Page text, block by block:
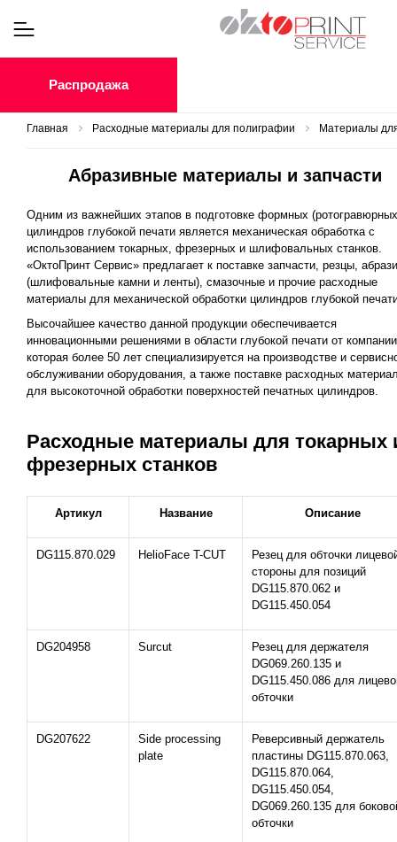
Распродажа
Главная Расходные материалы для полиграфии Материалы
Абразивные материалы и запчасти
Одним из важнейших этапов в подготовке формных
цилиндров глубокой печати является механическая обработка с
использованием токарных, фрезерных и шлифовальных станков.
«ОктоПринт Сервис» предлагает к поставке запчасти, резцы,
(шлифовальные камни и ленты), смазочные и прочие расходные
материалы для механической обработки цилиндров глубокой
Высочайшее качество данной продукции обеспечивается
инновационными решениями в области глубокой печати от
которая более 50 лет специализируется на производстве и
обслуживании оборудования, а также поставке расходных
для высокоточной обработки поверхностей печатных цилиндров.
Расходные материалы для токарных
фрезерных станков
Артикул Название Описание
DG115.870.029 HelioFace T-CUT
Резец для обточки
стороны для позиций
DG115.870.062 и
DG115.450.054
DG204958 Surcut
Резец для держателя
DG069.260.135 и
DG115.450.086 для
обточки
DG207622
Side processing
plate
Реверсивный держатель
пластины DG115.870.063,
DG115.870.064,
DG115.450.054,
DG069.260.135 для
обточки